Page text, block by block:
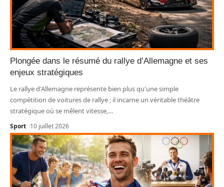
Plongée dans le résumé du rallye d’Allemagne et ses
enjeux stratégiques
Le rallye d'Allemagne représente bien plus qu'une simple
compétition de voitures de rallye ; il incarne un véritable théâtre
stratégique où se mêlent vitesse,…
Sport 10 juillet 2026